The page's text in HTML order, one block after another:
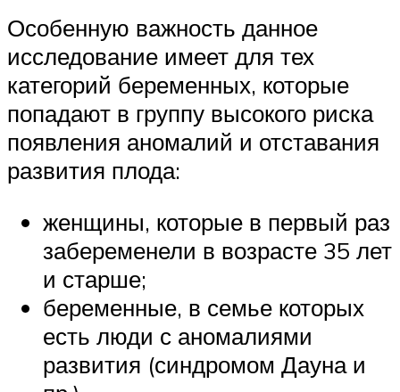
Особенную важность данное
исследование имеет для тех
категорий беременных, которые
попадают в группу высокого риска
появления аномалий и отставания
развития плода:
женщины, которые в первый раз
забеременели в возрасте 35 лет
и старше;
беременные, в семье которых
есть люди с аномалиями
развития (синдромом Дауна и